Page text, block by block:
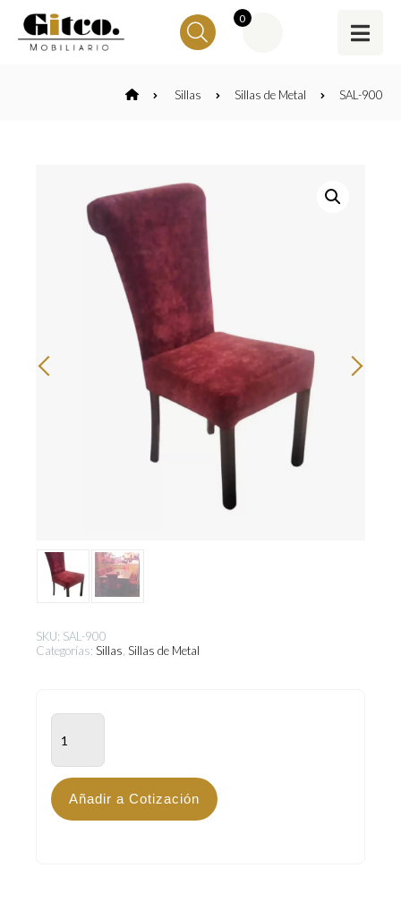
0
Sillas Sillas de Metal SAL-900
SKU: SAL-900
Categorías: Sillas Sillas de Metal
SAL-
900
Añadir a Cotización